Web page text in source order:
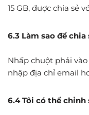
15 GB, được chia sẻ
6.3 Làm sao để
Nhấp chuột phải
nhập địa chỉ email
6.4 Tôi có thể